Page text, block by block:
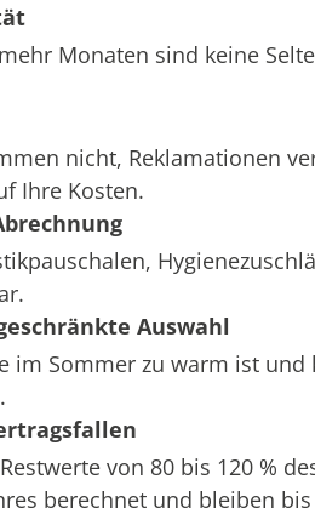
Monaten sind keine
nicht, Reklamationen
Ihre Kosten.
Auswahl
im Sommer zu warm ist
von 80 bis 120 %
berechnet und bleiben